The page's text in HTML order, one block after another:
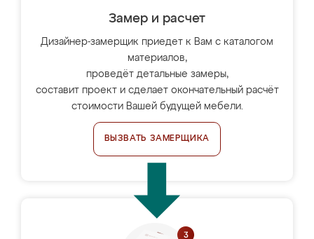
Замер и расчет
Дизайнер-замерщик приедет к Вам с каталогом
материалов,
проведёт детальные замеры,
составит проект и сделает окончательный расчёт
стоимости Вашей будущей мебели.
ВЫЗВАТЬ ЗАМЕРЩИКА